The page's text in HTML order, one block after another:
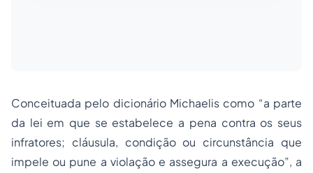
Conceituada pelo dicionário Michaelis como “a parte
da lei em que se estabelece a pena contra os seus
infratores; cláusula, condição ou circunstância que
impele ou pune a violação e assegura a execução”, a